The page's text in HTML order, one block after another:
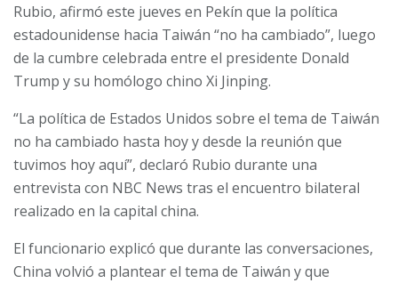
Rubio, afirmó este jueves en Pekín que la política
estadounidense hacia Taiwán “no ha cambiado”, luego
de la cumbre celebrada entre el presidente Donald
Trump y su homólogo chino Xi Jinping.
“La política de Estados Unidos sobre el tema de Taiwán
no ha cambiado hasta hoy y desde la reunión que
tuvimos hoy aquí”, declaró Rubio durante una
entrevista con NBC News tras el encuentro bilateral
realizado en la capital china.
El funcionario explicó que durante las conversaciones,
China volvió a plantear el tema de Taiwán y que